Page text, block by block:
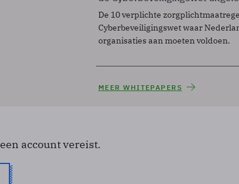
De 10 verplichte
Cyberbeveiligingswet waar
organisaties aan moeten voldoen.
MEER WHITEPAPERS
account vereist.